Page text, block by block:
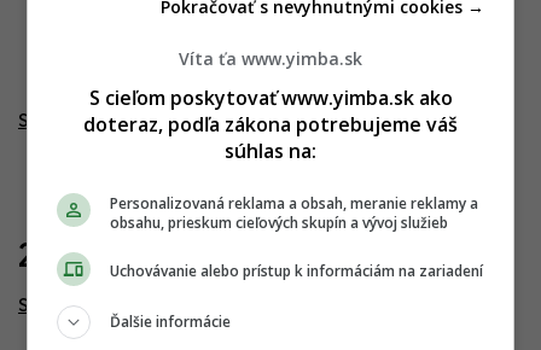
Sky Park Tower & Offices
22.07.2022
Sky Park
Víta ťa www.yimba.sk
S cieľom poskytovať www.yimba.sk ako
doteraz, podľa zákona potrebujeme váš
súhlas na:
Personalizovaná reklama a obsah, meranie reklamy a
obsahu, prieskum cieľových skupín a vývoj služieb
Uchovávanie alebo prístup k informáciám na zariadení
Ďalšie informácie
Pokračovať s nevyhnutnými cookies →